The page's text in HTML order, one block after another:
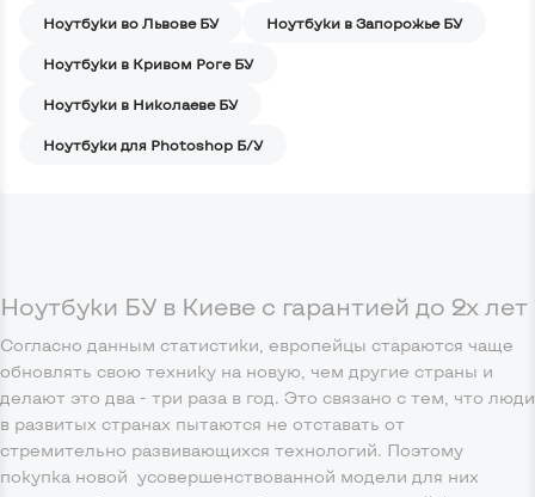
Ноутбуки во Львове БУ Ноутбуки в Запорожье БУ
Ноутбуки в Кривом Роге БУ
Ноутбуки в Николаеве БУ
Ноутбуки для Photoshop Б/У
Ноутбуки БУ в Киеве с гарантией до 2х лет
Согласно данным статистики, европейцы стараются чаще
обновлять свою технику на новую, чем другие страны и
делают это два - три раза в год. Это связано с тем, что люди
в развитых странах пытаются не отставать от
стремительно развивающихся технологий. Поэтому
покупка новой усовершенствованной модели для них